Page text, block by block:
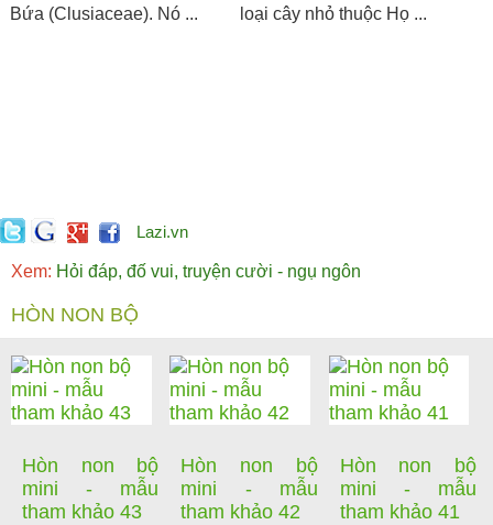
Bứa (Clusiaceae). Nó ...
loại cây nhỏ thuộc Họ ...
Lazi.vn
Xem: Hỏi đáp, đố vui, truyện cười - ngụ ngôn
HÒN NON BỘ
Hòn non bộ
mini - mẫu
tham khảo 43
Hòn non bộ
mini - mẫu
tham khảo 42
Hòn non bộ
mini - mẫu
tham khảo 41